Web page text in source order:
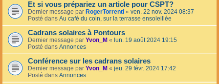
Et si vous prépariez un article pour CSPT?
Dernier message par RogerTorrenti « ven. 22 nov. 2024 08:37
Posté dans Au café du coin, sur la terrasse ensoleillée
Cadrans solaires à Pontours
Dernier message par Yvon_M « lun. 19 août 2024 19:15
Posté dans Annonces
Conférence sur les cadrans solaires
Dernier message par Yvon_M « jeu. 29 févr. 2024 17:42
Posté dans Annonces